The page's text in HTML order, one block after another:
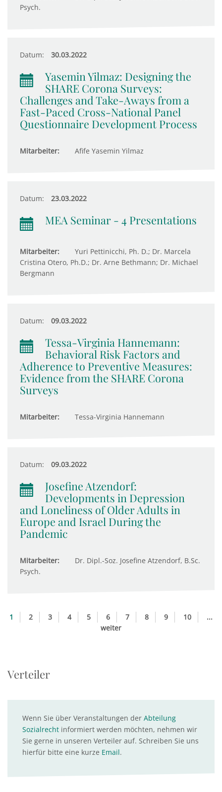
Psych.
Datum: 30.03.2022
Yasemin Yilmaz: Designing the
SHARE Corona Surveys:
Challenges and Take-Aways from a
Fast-Paced Cross-National Panel
Questionnaire Development Process
Mitarbeiter: Afife Yasemin Yilmaz
Datum: 23.03.2022
MEA Seminar - 4 Presentations
Mitarbeiter:
Yuri Pettinicchi, Ph. D.; Dr. Marcela
Cristina Otero, Ph.D.; Dr. Arne Bethmann; Dr. Michael
Bergmann
Datum: 09.03.2022
Tessa-Virginia Hannemann:
Behavioral Risk Factors and
Adherence to Preventive Measures:
Evidence from the SHARE Corona
Surveys
Mitarbeiter: Tessa-Virginia Hannemann
Datum: 09.03.2022
Josefine Atzendorf:
Developments in Depression
and Loneliness of Older Adults in
Europe and Israel During the
Pandemic
Mitarbeiter:
Dr. Dipl.-Soz. Josefine Atzendorf, B.Sc.
Psych.
1 2 3 4 5 6 7 8 9 10
...
weiter
Verteiler
Wenn Sie über Veranstaltungen der Abteilung
Sozialrecht informiert werden möchten, nehmen wir
Sie gerne in unseren Verteiler auf. Schreiben Sie uns
hierfür bitte eine kurze Email.